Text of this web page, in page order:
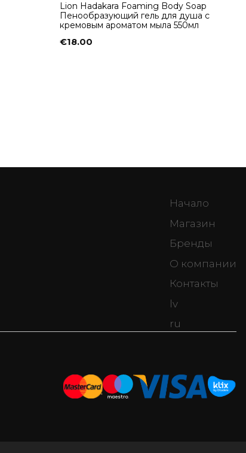
Lion Hadakara Foaming Body Soap
Пенообразующий гель для душа с
кремовым ароматом мыла 550мл
€18.00
Начало
Магазин
Бренды
О компании
Контакты
lv
ru